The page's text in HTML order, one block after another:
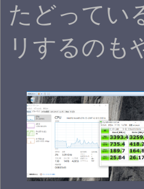
たどってい
リするの